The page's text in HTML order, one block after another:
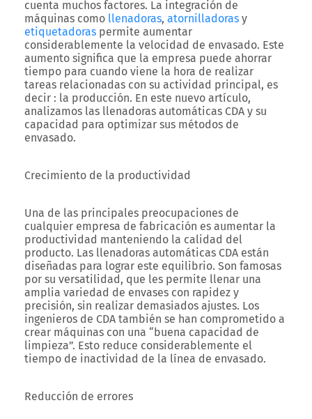
cuenta muchos factores. La integración de
máquinas como llenadoras, atornilladoras y
etiquetadoras permite aumentar
considerablemente la velocidad de envasado. Este
aumento significa que la empresa puede ahorrar
tiempo para cuando viene la hora de realizar
tareas relacionadas con su actividad principal, es
decir : la producción. En este nuevo artículo,
analizamos las llenadoras automáticas CDA y su
capacidad para optimizar sus métodos de
envasado.
Crecimiento de la productividad
Una de las principales preocupaciones de
cualquier empresa de fabricación es aumentar la
productividad manteniendo la calidad del
producto. Las llenadoras automáticas CDA están
diseñadas para lograr este equilibrio. Son famosas
por su versatilidad, que les permite llenar una
amplia variedad de envases con rapidez y
precisión, sin realizar demasiados ajustes. Los
ingenieros de CDA también se han comprometido a
crear máquinas con una “buena capacidad de
limpieza”. Esto reduce considerablemente el
tiempo de inactividad de la línea de envasado.
Reducción de errores